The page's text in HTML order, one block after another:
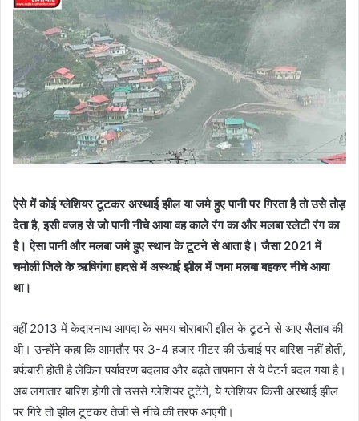
ऐसे में कोई ग्लेशियर टूटकर अस्थाई झील या जमे हुए पानी पर गिरता है तो उसे तोड़
देता है, इसी वजह से जो पानी नीचे आया वह काले रंग का और मलबा स्लेटी रंग का
है। ऐसा पानी और मलबा जमे हुए स्थान के टूटने से आता है। जैसा 2021 में
चमोली जिले के ऋषिगंगा हादसे में अस्थाई झील में जमा मलबा बहकर नीचे आया
था।
वहीं 2013 में केदारनाथ आपदा के समय चोराबारी झील के टूटने से आए सैलाब की
थी। उन्होंने कहा कि आमतौर पर 3-4 हजार मीटर की ऊंचाई पर बारिश नहीं होती,
बर्फबारी होती है लेकिन पर्यावरण बदलाव और बढ़ते तापमान से ये पैटर्न बदल गया है।
अब लगातार बारिश होगी तो उससे ग्लेशियर टूटेंगे, ये ग्लेशियर किसी अस्थाई झील
पर गिरे तो झील टूटकर तेजी से नीचे की तरफ आएगी।